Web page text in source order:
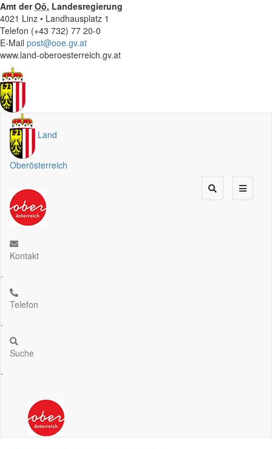
Amt derOö. Landesregierung
4021 Linz • Landhausplatz 1
Telefon (+43 732) 77 20-0
E-Mail post@ooe.gv.at
www.land-oberoesterreich.gv.at
Land
Oberösterreich
Kontakt
.
Telefon
.
Suche
.